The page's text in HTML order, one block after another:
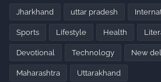
Jharkhand uttar pradesh
Sports Lifestyle Health
Devotional Technology New
Maharashtra Uttarakhand